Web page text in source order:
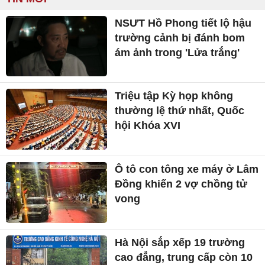
NSƯT Hồ Phong tiết lộ hậu
trường cảnh bị đánh bom
ám ảnh trong 'Lửa trắng'
Triệu tập Kỳ họp không
thường lệ thứ nhất, Quốc
hội Khóa XVI
Ô tô con tông xe máy ở Lâm
Đồng khiến 2 vợ chồng tử
vong
Hà Nội sắp xếp 19 trường
cao đẳng, trung cấp còn 10